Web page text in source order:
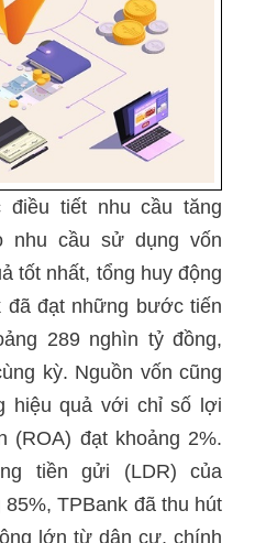
điều tiết nhu cầu tăng
nhu cầu sử dụng vốn
tốt nhất, tổng huy động
đã đạt những bước tiến
289 nghìn tỷ đồng,
kỳ. Nguồn vốn cũng
hiệu quả với chỉ số lợi
(ROA) đạt khoảng 2%.
tiền gửi (LDR) của
TPBank đã thu hút
lớn từ dân cư, chính